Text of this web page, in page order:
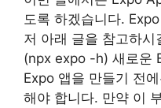
도록 하겠습니다.
저 아래 글을 참고하
(npx expo -h) 새로운
Expo 앱을 만들기 전
해야 합니다. 만약 이